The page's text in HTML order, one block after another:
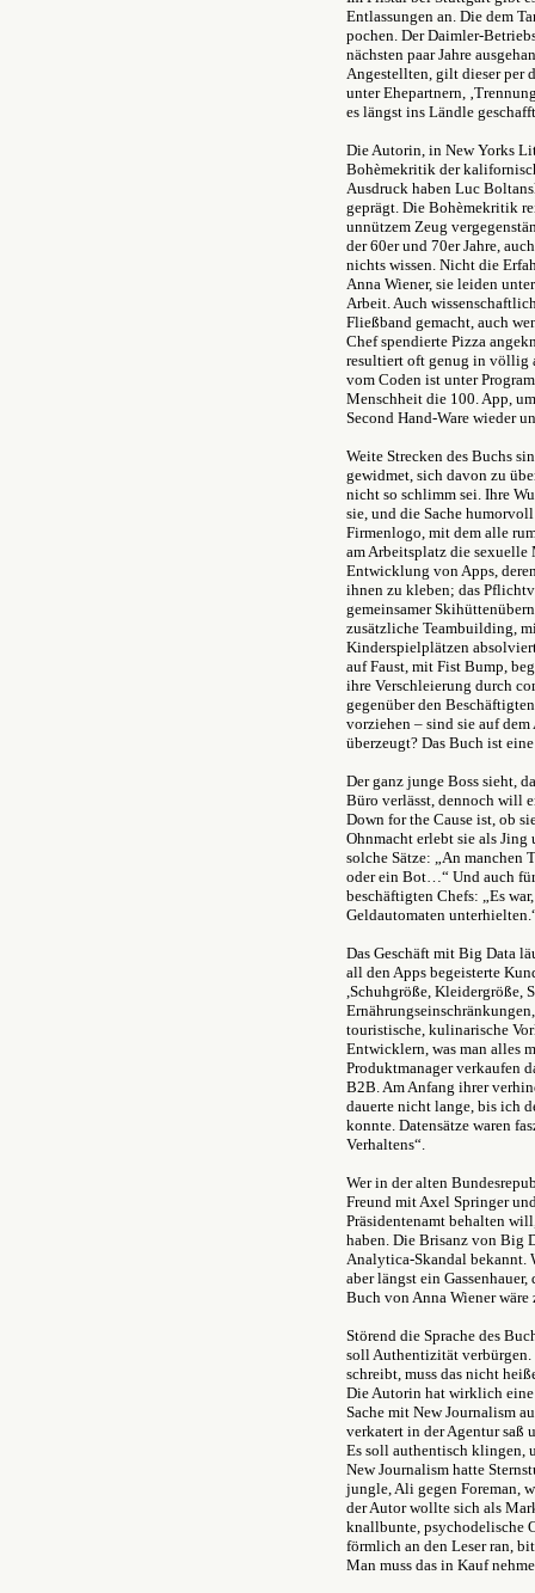
Entlassungen an. Die dem
pochen. Der Daimler-
nächsten paar Jahre
Angestellten, gilt dieser per
unter Ehepartnern,
es längst ins Ländle
Die Autorin, in New Yorks
Bohèmekritik der
Ausdruck haben Luc
geprägt. Die Bohèmekritik
unnützem Zeug
der 60er und 70er Jahre,
nichts wissen. Nicht die
Anna Wiener, sie leiden
Arbeit. Auch
Fließband gemacht, auch
Chef spendierte Pizza
resultiert oft genug in völlig
vom Coden ist unter
Menschheit die 100. App,
Second Hand-Ware wieder
Weite Strecken des Buchs
gewidmet, sich davon zu
nicht so schlimm sei. Ihre
sie, und die Sache
Firmenlogo, mit dem alle
am Arbeitsplatz die sexuelle
Entwicklung von Apps,
ihnen zu kleben; das
gemeinsamer
zusätzliche Teambuilding,
Kinderspielplätzen
auf Faust, mit Fist Bump,
ihre Verschleierung durch
gegenüber den
vorziehen – sind sie auf
überzeugt? Das Buch ist
Der ganz junge Boss sieht,
Büro verlässt, dennoch will
Down for the Cause ist, ob
Ohnmacht erlebt sie als
solche Sätze: „An manchen
oder ein Bot…“ Und auch
beschäftigten Chefs: „Es
Geldautomaten
Das Geschäft mit Big Data
all den Apps begeisterte
,Schuhgröße, Kleidergröße,
touristische, kulinarische
Entwicklern, was man alles
Produktmanager verkaufen
B2B. Am Anfang ihrer
dauerte nicht lange, bis ich
konnte. Datensätze waren
Verhaltens“.
Wer in der alten
Freund mit Axel Springer
Präsidentenamt behalten
haben. Die Brisanz von Big
Analytica-Skandal bekannt.
aber längst ein
Buch von Anna Wiener wäre
Störend die Sprache des
soll Authentizität verbürgen.
schreibt, muss das nicht
Die Autorin hat wirklich
Sache mit New Journalism
verkatert in der Agentur saß
Es soll authentisch klingen,
New Journalism hatte
jungle, Ali gegen Foreman,
der Autor wollte sich als
knallbunte, psychodelische
förmlich an den Leser ran,
Man muss das in Kauf